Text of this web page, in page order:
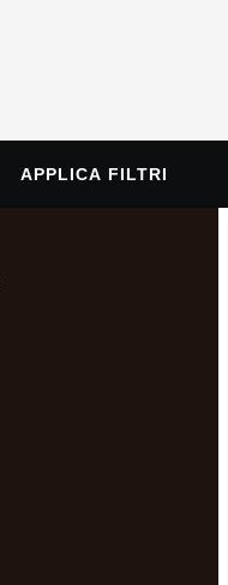
APPLICA FILTRI